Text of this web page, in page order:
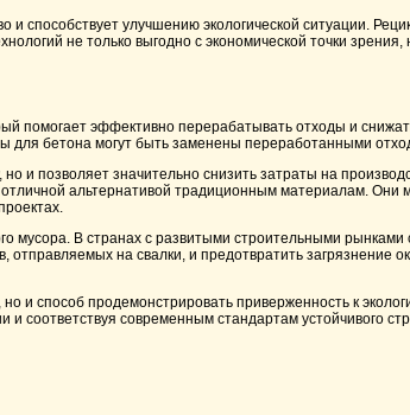
способствует улучшению экологической ситуации.
не только выгодно с экономической точки
помогает эффективно перерабатывать отходы и
бетона могут быть заменены переработанными
и позволяет значительно снизить затраты на
альтернативой традиционным материалам. Они
мусора. В странах с развитыми строительными
на свалки, и предотвратить
способ продемонстрировать приверженность к
соответствуя современным стандартам устойчивого